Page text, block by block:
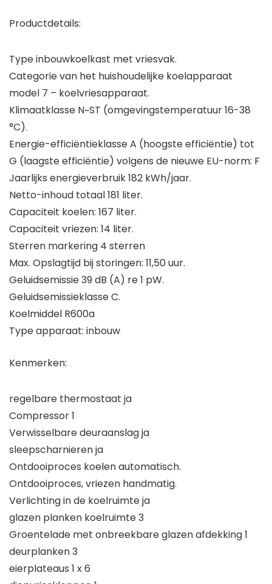
Productdetails:
Type inbouwkoelkast met vriesvak.
Categorie van het huishoudelijke koelapparaat
model 7 – koelvriesapparaat.
Klimaatklasse N~ST (omgevingstemperatuur 16-38
°C).
Energie-efficiëntieklasse A (hoogste efficiëntie) tot
G (laagste efficiëntie) volgens de nieuwe EU-norm: F
Jaarlijks energieverbruik 182 kWh/jaar.
Netto-inhoud totaal 181 liter.
Capaciteit koelen: 167 liter.
Capaciteit vriezen: 14 liter.
Sterren markering 4 sterren
Max. Opslagtijd bij storingen: 11,50 uur.
Geluidsemissie 39 dB (A) re 1 pW.
Geluidsemissieklasse C.
Koelmiddel R600a
Type apparaat: inbouw
Kenmerken:
regelbare thermostaat ja
Compressor 1
Verwisselbare deuraanslag ja
sleepscharnieren ja
Ontdooiproces koelen automatisch.
Ontdooiproces, vriezen handmatig.
Verlichting in de koelruimte ja
glazen planken koelruimte 3
Groentelade met onbreekbare glazen afdekking 1
deurplanken 3
eierplateaus 1 x 6